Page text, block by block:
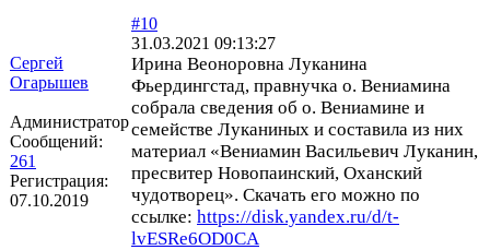
Сергей
Огарышев
Администратор
Сообщений:
261
Регистрация:
07.10.2019
#10
31.03.2021 09:13:27
Ирина Веоноровна Луканина
Фьердингстад, правнучка о. Вениамина
собрала сведения об о. Вениамине и
семействе Луканиных и составила из них
материал «Вениамин Васильевич Луканин,
пресвитер Новопаинский, Оханский
чудотворец». Скачать его можно по
ссылке: https://disk.yandex.ru/d/t-
lvESRe6OD0CA